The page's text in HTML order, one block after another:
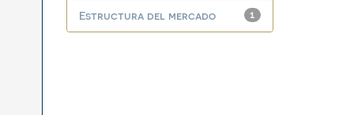
1
Estructura del mercado